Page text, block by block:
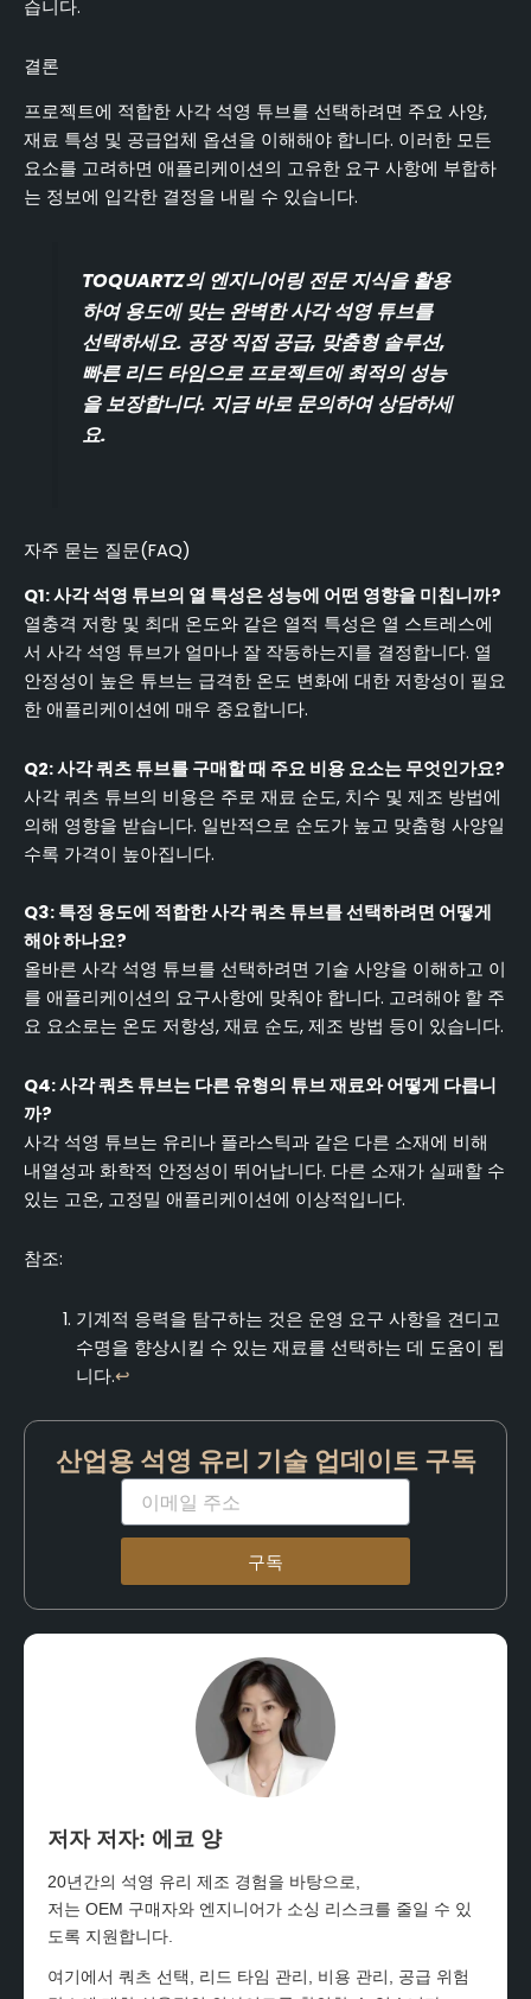
습니다.
결론
프로젝트에 적합한 사각 석영 튜브를 선택하려면 주요 사양,
재료 특성 및 공급업체 옵션을 이해해야 합니다. 이러한 모든
요소를 고려하면 애플리케이션의 고유한 요구 사항에 부합하
는 정보에 입각한 결정을 내릴 수 있습니다.
TOQUARTZ의 엔지니어링 전문 지식을 활용
하여 용도에 맞는 완벽한 사각 석영 튜브를
선택하세요. 공장 직접 공급, 맞춤형 솔루션,
빠른 리드 타임으로 프로젝트에 최적의 성능
을 보장합니다. 지금 바로 문의하여 상담하세
요.
자주 묻는 질문(FAQ)
Q1: 사각 석영 튜브의 열 특성은 성능에 어떤 영향을 미칩니까?
열충격 저항 및 최대 온도와 같은 열적 특성은 열 스트레스에
서 사각 석영 튜브가 얼마나 잘 작동하는지를 결정합니다. 열
안정성이 높은 튜브는 급격한 온도 변화에 대한 저항성이 필요
한 애플리케이션에 매우 중요합니다.
Q2: 사각 쿼츠 튜브를 구매할 때 주요 비용 요소는 무엇인가요?
사각 쿼츠 튜브의 비용은 주로 재료 순도, 치수 및 제조 방법에
의해 영향을 받습니다. 일반적으로 순도가 높고 맞춤형 사양일
수록 가격이 높아집니다.
Q3: 특정 용도에 적합한 사각 쿼츠 튜브를 선택하려면 어떻게
해야 하나요?
올바른 사각 석영 튜브를 선택하려면 기술 사양을 이해하고 이
를 애플리케이션의 요구사항에 맞춰야 합니다. 고려해야 할 주
요 요소로는 온도 저항성, 재료 순도, 제조 방법 등이 있습니다.
Q4: 사각 쿼츠 튜브는 다른 유형의 튜브 재료와 어떻게 다릅니
까?
사각 석영 튜브는 유리나 플라스틱과 같은 다른 소재에 비해
내열성과 화학적 안정성이 뛰어납니다. 다른 소재가 실패할 수
있는 고온, 고정밀 애플리케이션에 이상적입니다.
참조:
기계적 응력을 탐구하는 것은 운영 요구 사항을 견디고
수명을 향상시킬 수 있는 재료를 선택하는 데 도움이 됩
니다.↩
산업용 석영 유리 기술 업데이트 구독
이
일
구독
저자 저자: 에코 양
20년간의 석영 유리 제조 경험을 바탕으로,
저는 OEM 구매자와 엔지니어가 소싱 리스크를 줄일 수 있
도록 지원합니다.
여기에서 쿼츠 선택, 리드 타임 관리, 비용 관리, 공급 위험